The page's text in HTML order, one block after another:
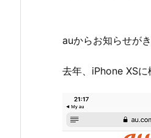
auからお知らせが
去年、iPhone XS